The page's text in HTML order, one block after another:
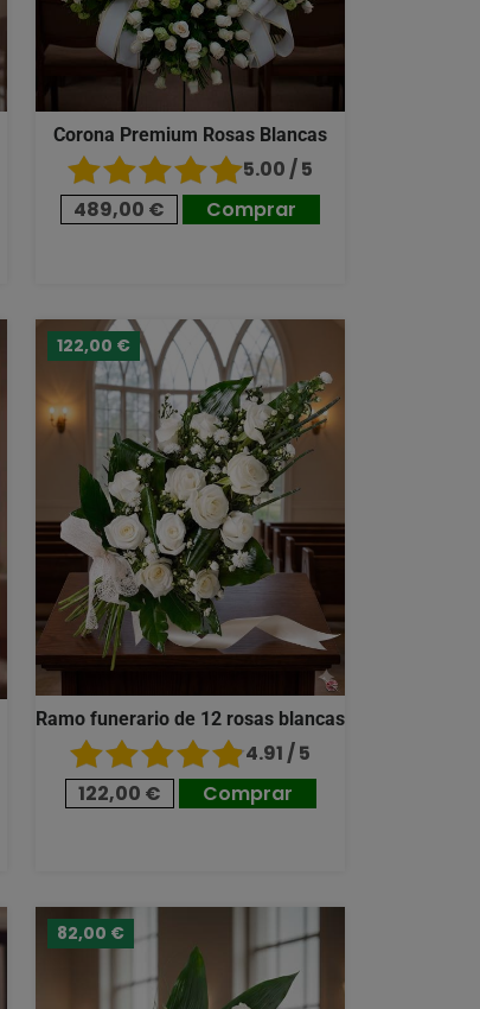
Corona Premium Rosas Blancas
5.00 / 5
489,00 €
Comprar
122,00 €
Ramo funerario de 12 rosas blancas
4.91 / 5
122,00 €
Comprar
82,00 €